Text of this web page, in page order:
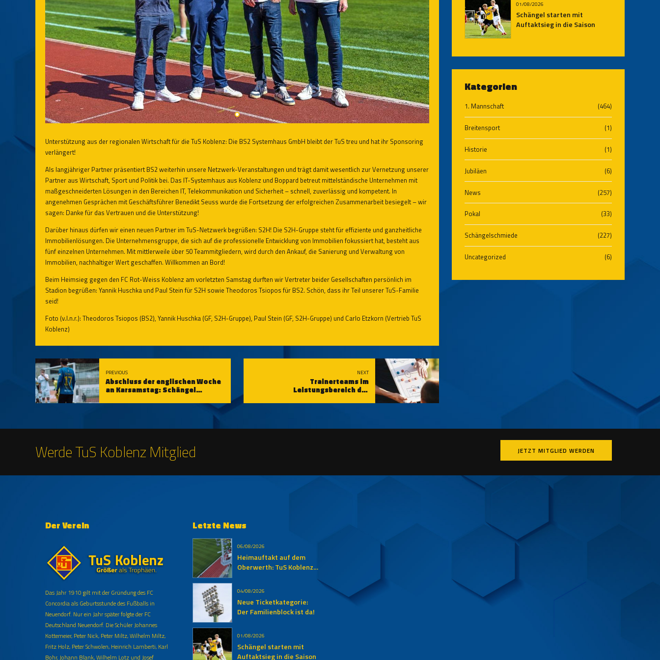
Unterstützung aus der regionalen Wirtschaft für die TuS Koblenz: Die BS2 Systemhaus GmbH bleibt der TuS treu und hat ihr Sponsoring
verlängert!
Als langjähriger Partner präsentiert BS2 weiterhin unsere Netzwerk-Veranstaltungen und trägt damit wesentlich zur Vernetzung unserer
Partner aus Wirtschaft, Sport und Politik bei. Das IT-Systemhaus aus Koblenz und Boppard betreut mittelständische Unternehmen mit
maßgeschneiderten Lösungen in den Bereichen IT, Telekommunikation und Sicherheit – schnell, zuverlässig und kompetent. In
angenehmen Gesprächen mit Geschäftsführer Benedikt Seuss wurde die Fortsetzung der erfolgreichen Zusammenarbeit besiegelt – wir
sagen: Danke für das Vertrauen und die Unterstützung!
Darüber hinaus dürfen wir einen neuen Partner im TuS-Netzwerk begrüßen: S2H! Die S2H-Gruppe steht für effiziente und ganzheitliche
Immobilienlösungen. Die Unternehmensgruppe, die sich auf die professionelle Entwicklung von Immobilien fokussiert hat, besteht aus
fünf einzelnen Unternehmen. Mit mittlerweile über 50 Teammitgliedern, wird durch den Ankauf, die Sanierung und Verwaltung von
Immobilien, nachhaltiger Wert geschaffen. Willkommen an Bord!
Beim Heimsieg gegen den FC Rot-Weiss Koblenz am vorletzten Samstag durften wir Vertreter beider Gesellschaften persönlich im
Stadion begrüßen: Yannik Huschka und Paul Stein für S2H sowie Theodoros Tsiopos für BS2. Schön, dass ihr Teil unserer TuS-Familie
seid!
Foto (v.l.n.r.): Theodoros Tsiopos (BS2), Yannik Huschka (GF, S2H-Gruppe), Paul Stein (GF, S2H-Gruppe) und Carlo Etzkorn (Vertrieb TuS
Koblenz)
PREVIOUS
Abschluss der englischen Woche
an Karsamstag: Schängel
NEXT
Trainerteams im
Leistungsbereich der
2025/2026 benannt
01/08/2026
Schängel starten mit
Auftaktsieg in die Saison
Kategorien
1. Mannschaft (464)
Breitensport (1)
Historie (1)
Jubiläen (6)
News (257)
Pokal (33)
Schängelschmiede (227)
Uncategorized (6)
Werde TuS Koblenz Mitglied JETZT MITGLIED WERDEN
Der Verein
Das Jahr 1910 gilt mit der Gründung des FC
Concordia als Geburtsstunde des Fußballs in
Neuendorf. Nur ein Jahr später folgte der FC
Deutschland Neuendorf. Die Schüler Johannes
Kottemeier, Peter Nick, Peter Miltz, Wilhelm Miltz,
Fritz Holz, Peter Schwolen, Heinrich Lamberti, Karl
Bohr, Johann Blank, Wilhelm Lotz und Josef
Letzte News
06/08/2026
Heimauftakt auf dem
Oberwerth: TuS Koblenz
Auersmacher
04/08/2026
Neue Ticketkategorie:
Der Familienblock ist da!
01/08/2026
Schängel starten mit
Auftaktsieg in die Saison